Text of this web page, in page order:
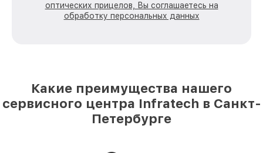
оптических прицелов, Вы соглашаетесь на
обработку персональных данных
Какие преимущества нашего
сервисного центра Infratech в Санкт-
Петербурге